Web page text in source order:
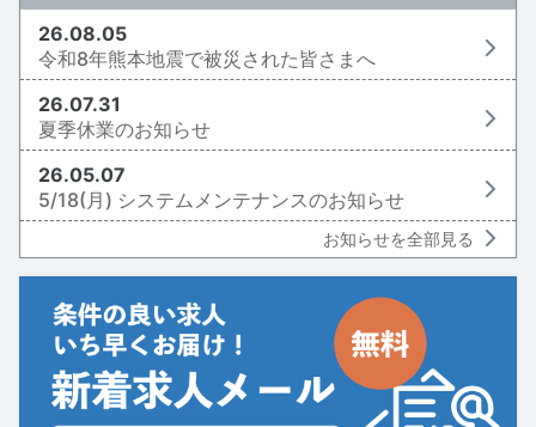
26.08.05
令和8年熊本地震で被災された皆さまへ
26.07.31
夏季休業のお知らせ
26.05.07
5/18(月) システムメンテナンスのお知らせ
お知らせを全部見る